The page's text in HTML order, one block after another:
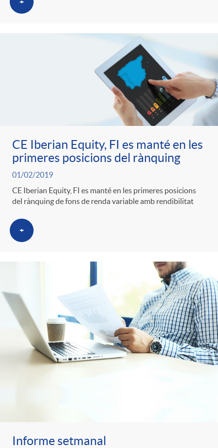
+
CE Iberian Equity, FI es manté en les
primeres posicions del rànquing
01/02/2019
CE Iberian Equity, FI es manté en les primeres posicions
del rànquing de fons de renda variable amb rendibilitat
+
Informe setmanal